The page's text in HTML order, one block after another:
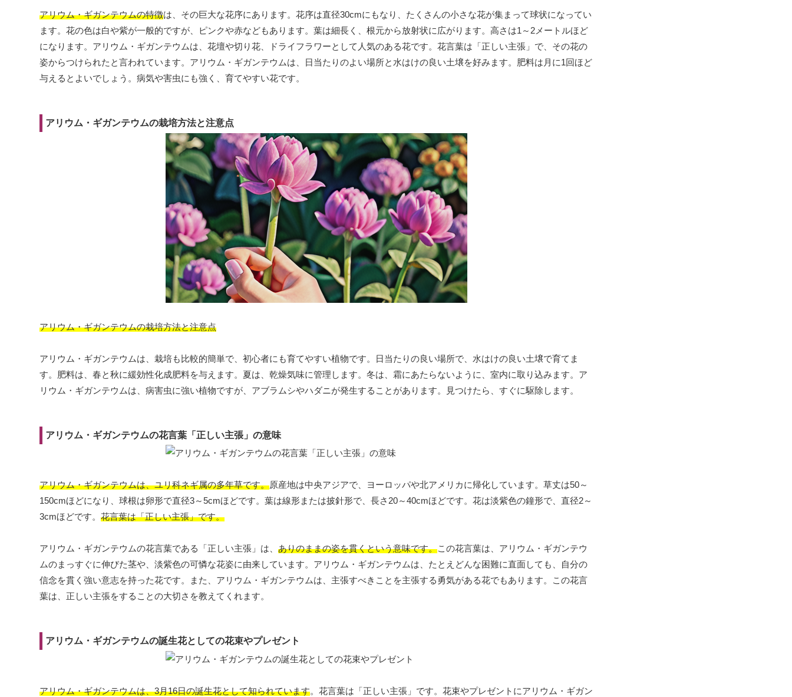
アリウム・ギガンテウムの特徴は、その巨大な花序にあります。花序は直径30cmにもなり、たくさんの小さな花が集まって球状になってい
ます。花の色は白や紫が一般的ですが、ピンクや赤などもあります。葉は細長く、根元から放射状に広がります。高さは1～2メートルほど
になります。アリウム・ギガンテウムは、花壇や切り花、ドライフラワーとして人気のある花です。花言葉は「正しい主張」で、その花の
姿からつけられたと言われています。アリウム・ギガンテウムは、日当たりのよい場所と水はけの良い土壌を好みます。肥料は月に1回ほど
与えるとよいでしょう。病気や害虫にも強く、育てやすい花です。
アリウム・ギガンテウムの栽培方法と注意点
アリウム・ギガンテウムの栽培方法と注意点
アリウム・ギガンテウムは、栽培も比較的簡単で、初心者にも育てやすい植物です。日当たりの良い場所で、水はけの良い土壌で育てま
す。肥料は、春と秋に緩効性化成肥料を与えます。夏は、乾燥気味に管理します。冬は、霜にあたらないように、室内に取り込みます。ア
リウム・ギガンテウムは、病害虫に強い植物ですが、アブラムシやハダニが発生することがあります。見つけたら、すぐに駆除します。
アリウム・ギガンテウムの花言葉「正しい主張」の意味
アリウム・ギガンテウムは、ユリ科ネギ属の多年草です。原産地は中央アジアで、ヨーロッパや北アメリカに帰化しています。草丈は50～
150cmほどになり、球根は卵形で直径3～5cmほどです。葉は線形または披針形で、長さ20～40cmほどです。花は淡紫色の鐘形で、直径2～
3cmほどです。 花言葉は「正しい主張」です。
アリウム・ギガンテウムの花言葉である「正しい主張」は、 ありのままの姿を貫くという意味です。この花言葉は、アリウム・ギガンテウ
ムのまっすぐに伸びた茎や、淡紫色の可憐な花姿に由来しています。アリウム・ギガンテウムは、たとえどんな困難に直面しても、自分の
信念を貫く強い意志を持った花です。また、アリウム・ギガンテウムは、主張すべきことを主張する勇気がある花でもあります。この花言
葉は、正しい主張をすることの大切さを教えてくれます。
アリウム・ギガンテウムの誕生花としての花束やプレゼント
アリウム・ギガンテウムは、3月16日の誕生花として知られています。花言葉は「正しい主張」です。花束やプレゼントにアリウム・ギガン